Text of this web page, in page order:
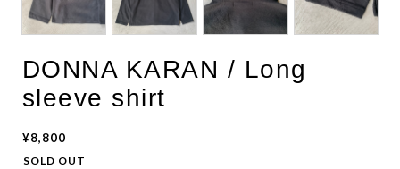
DONNA KARAN / Long
sleeve shirt
¥8,800
SOLD OUT